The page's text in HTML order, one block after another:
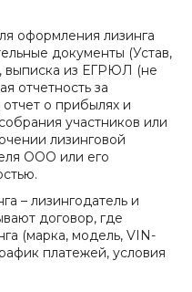
оформления лизинга
документы (Устав,
выписка из ЕГРЮЛ (не
отчетность за
о прибылях и
участников или
лизинговой
ООО или его
– лизингодатель и
договор, где
(марка, модель, VIN-
платежей, условия